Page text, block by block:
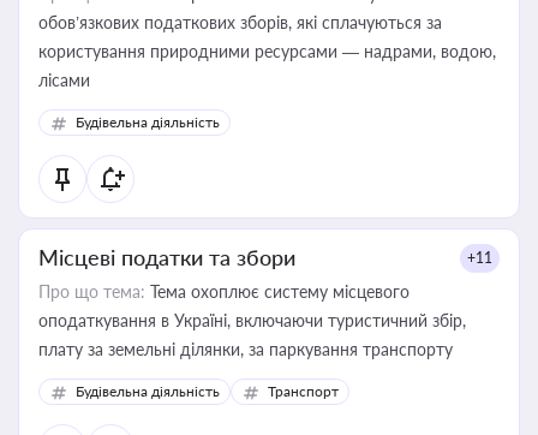
обов’язкових податкових зборів, які сплачуються за
користування природними ресурсами — надрами, водою,
лісами
Будівельна діяльність
Місцеві податки та збори +11
Про що тема: Тема охоплює систему місцевого
оподаткування в Україні, включаючи туристичний збір,
плату за земельні ділянки, за паркування транспорту
Будівельна діяльність Транспорт